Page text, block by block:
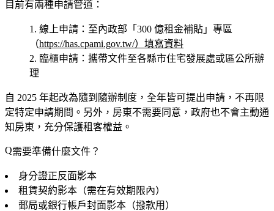
目前有兩種申請管道：
線上申請 ：至內政部「300 億租金補貼」專區
（https://has.cpami.gov.tw/）填寫資料
臨櫃申請 ：攜帶文件至各縣市住宅發展處或區公所辦
理
自 2025 年起改為隨到隨辦制度，全年皆可提出申請，不再限
定特定申請期間。另外，房東不需要同意 ，政府也不會主動通
知房東，充分保護租客權益。
需要準備什麼文件？
身分證正反面影本
租賃契約影本（需在有效期限內）
郵局或銀行帳戶封面影本（撥款用）